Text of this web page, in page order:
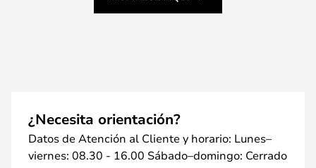
¿Necesita orientación?
Datos de Atención al Cliente y horario: Lunes–
viernes: 08.30 - 16.00 Sábado–domingo: Cerrado